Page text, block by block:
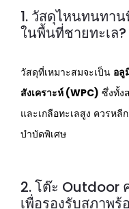
1. วัสดุไหนทนทา
ในพื้นที่ชายทะเล?
วัสดุที่เหมาะสมจะเป็น อลู
สังเคราะห์ (WPC) ซึ่งทั้ง
และเกลือทะเลสูง ควรหลี
บำบัดพิเศษ
2. โต๊ะ Outdoor
เพื่อรองรับสภาพ